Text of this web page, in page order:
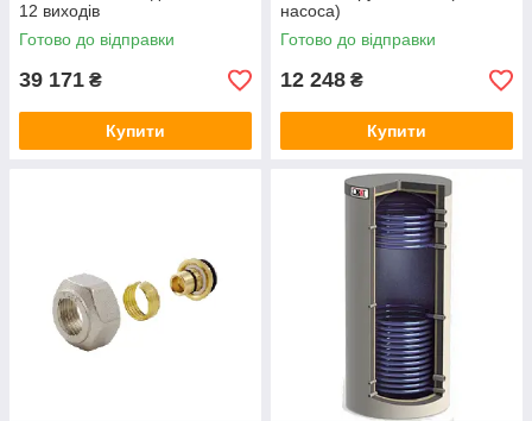
12 виходів
Готово до відправки
39 171 ₴
Купити
насоса)
Готово до відправки
12 248 ₴
Купити